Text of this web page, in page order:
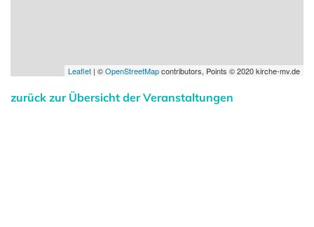
Leaflet | ©OpenStreetMapcontributors, Points © 2020 kirche-mv.de
zurück zur Übersicht der Veranstaltungen